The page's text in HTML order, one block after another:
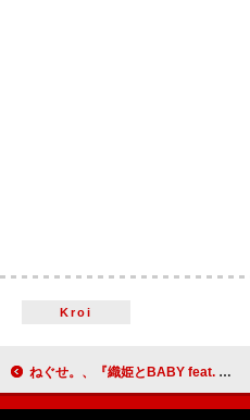
Kroi
ねぐせ。、『織姫とBABY feat. 汐れいら』7インチレコード&限定グッズセット発売決定